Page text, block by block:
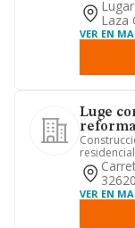
Laza
VER EN
Luge
VER EN